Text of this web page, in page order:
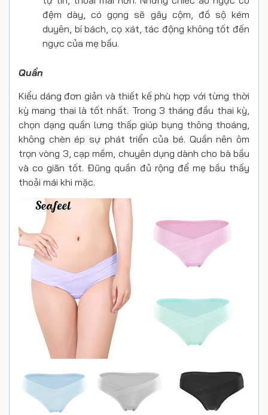
đệm dày, có gọng sẽ gây cộm, đồ sộ kém
duyên, bí bách, cọ xát, tác động không tốt đến
ngực của mẹ bầu.
Quần
Kiểu dáng đơn giản và thiết kế phù hợp với từng thời
kỳ mang thai là tốt nhất. Trong 3 tháng đầu thai kỳ,
chọn dạng quần lưng thấp giúp bụng thông thoáng,
không chèn ép sự phát triển của bé. Quần nên ôm
trọn vòng 3, cạp mềm, chuyên dụng dành cho bà bầu
và co giãn tốt. Đũng quần đủ rộng để mẹ bầu thấy
thoải mái khi mặc.